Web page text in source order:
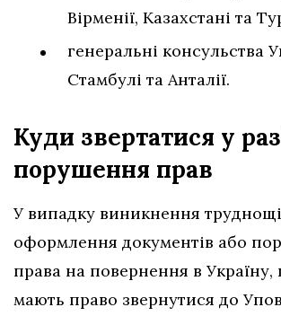
Вірменії, Казахстані та
генеральні консульства
Стамбулі та Анталії.
Куди звертатися у
порушення прав
У випадку виникнення
оформлення документів або
права на повернення в Україну,
мають право звернутися до